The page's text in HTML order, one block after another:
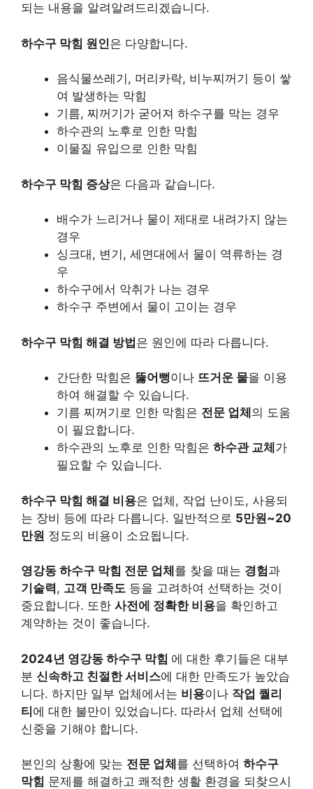
되는 내용을 알려알려드리겠습니다.
하수구 막힘 원인은 다양합니다.
음식물쓰레기, 머리카락, 비누찌꺼기 등이 쌓
여 발생하는 막힘
기름, 찌꺼기가 굳어져 하수구를 막는 경우
하수관의 노후로 인한 막힘
이물질 유입으로 인한 막힘
하수구 막힘 증상은 다음과 같습니다.
배수가 느리거나 물이 제대로 내려가지 않는
경우
싱크대, 변기, 세면대에서 물이 역류하는 경
우
하수구에서 악취가 나는 경우
하수구 주변에서 물이 고이는 경우
하수구 막힘 해결 방법은 원인에 따라 다릅니다.
간단한 막힘은 뚫어뻥이나 뜨거운 물을 이용
하여 해결할 수 있습니다.
기름 찌꺼기로 인한 막힘은 전문 업체 의 도움
이 필요합니다.
하수관의 노후로 인한 막힘은 하수관 교체 가
필요할 수 있습니다.
하수구 막힘 해결 비용은 업체, 작업 난이도, 사용되
는 장비 등에 따라 다릅니다. 일반적으로 5만원~20
만원 정도의 비용이 소요됩니다.
영강동 하수구 막힘 전문 업체 를 찾을 때는 경험과
기술력, 고객 만족도 등을 고려하여 선택하는 것이
중요합니다. 또한 사전에 정확한 비용을 확인하고
계약하는 것이 좋습니다.
2024년 영강동 하수구 막힘 에 대한 후기들은 대부
분 신속하고 친절한 서비스에 대한 만족도가 높았습
니다. 하지만 일부 업체에서는 비용이나 작업 퀄리
티에 대한 불만이 있었습니다. 따라서 업체 선택에
신중을 기해야 합니다.
본인의 상황에 맞는 전문 업체 를 선택하여 하수구
막힘 문제를 해결하고 쾌적한 생활 환경을 되찾으시